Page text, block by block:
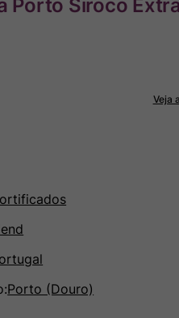
Porto Siroco
Veja
:Porto (Douro)